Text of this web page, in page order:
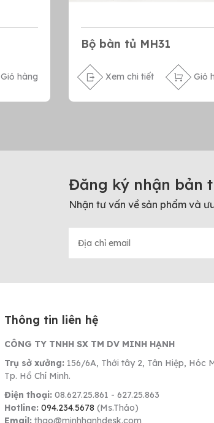
Giỏ hàng
Bộ bàn tủ MH31
Xem chi tiết Giỏ
Đăng ký nhận bản
Nhận tư vấn về sản phẩm và
Thông tin liên hệ
CÔNG TY TNHH SX TM DV MINH HẠNH
Trụ sở xưởng: 156/6A, Thới tây 2, Tân Hiệp, Hóc
Tp. Hồ Chí Minh.
Điện thoại: 08.627.25.861 - 627.25.863
Hotline: 094.234.5678 (Ms.Thảo)
Email: thao@minhhanhdesk.com